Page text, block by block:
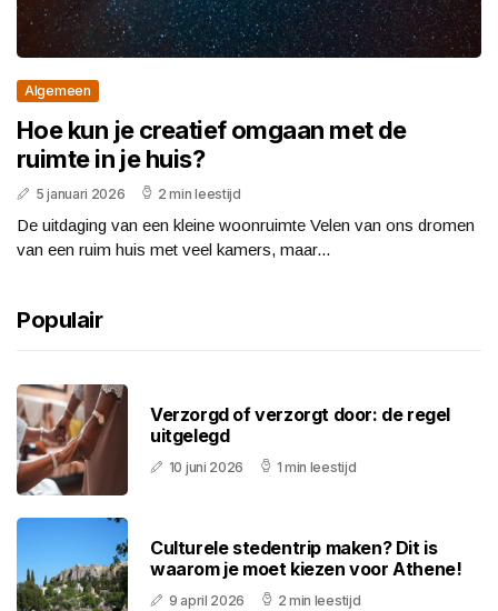
Algemeen
Hoe kun je creatief omgaan met de
ruimte in je huis?
5 januari 2026 2 min leestijd
De uitdaging van een kleine woonruimte Velen van ons dromen
van een ruim huis met veel kamers, maar...
Populair
Verzorgd of verzorgt door: de regel
uitgelegd
10 juni 2026 1 min leestijd
Culturele stedentrip maken? Dit is
waarom je moet kiezen voor Athene!
9 april 2026 2 min leestijd